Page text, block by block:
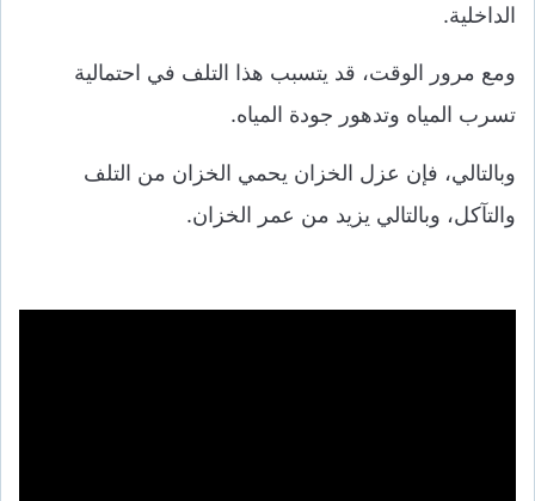
الداخلية.
ومع مرور الوقت، قد يتسبب هذا التلف في احتمالية
تسرب المياه وتدهور جودة المياه.
وبالتالي، فإن عزل الخزان يحمي الخزان من التلف
والتآكل، وبالتالي يزيد من عمر الخزان.